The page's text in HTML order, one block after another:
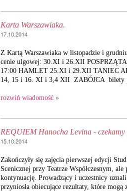
Karta Warszawiaka.
17.10.2014
Z Kartą Warszawiaka w listopadzie i
cenie ulgowej: 30.XI i 26.XII
17:00 HAMLET 25.XI i 29.XII TANIEC
14, 15 i 16. XI i 3,4 XII ZABÓJCA bilety
rozwiń wiadomość »
REQUIEM Hanocha Levina -
15.10.2014
Zakończyły się zajęcia pierwszej edycji
Scenicznej przy Teatrze Współczesnym,
kontynuację. Prowadzący i uczestnicy
przyniosła obiecujące rezultaty, które mogą